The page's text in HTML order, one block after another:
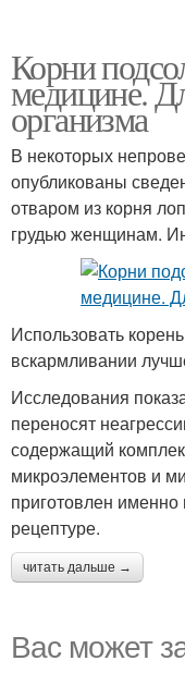
Корни
медицине.
организма
В некоторых
опубликованы
отваром из корня
грудью женщинам.
Использовать
вскармливании
Исследования
переносят
содержащий
микроэлементов и
приготовлен
рецептуре.
читать дальше →
Вас может